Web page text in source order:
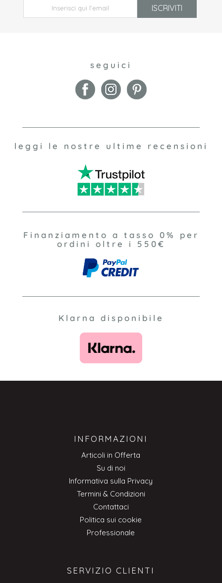
ISCRIVITI
seguici
leggi le nostre ultime recensioni
Finanziamento a tasso 0% per
ordini oltre i 550€
Klarna disponibile
INFORMAZIONI
Articoli in Offerta
Su di noi
Informativa sulla Privacy
Termini & Condizioni
Contattaci
Politica sui cookie
Professionale
SERVIZIO CLIENTI